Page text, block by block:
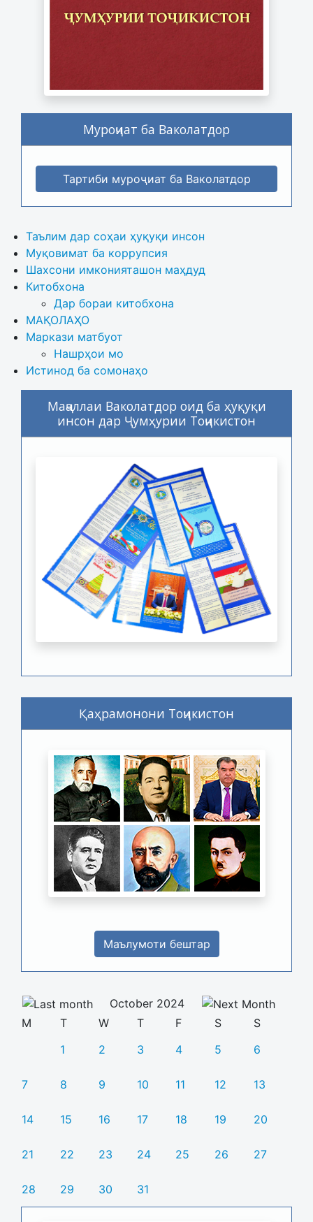
Муроҷиат ба Ваколатдор
Тартиби муроҷиат ба Ваколатдор
Таълим дар соҳаи ҳуқуқи инсон
Муқовимат ба коррупсия
Шахсони имконияташон маҳдуд
Китобхона
Дар бораи китобхона
МАҚОЛАҲО
Маркази матбуот
Нашрҳои мо
Истинод ба сомонаҳо
Маҷаллаи Ваколатдор оид ба ҳуқуқи
инсон дар Ҷумҳурии Тоҷикистон
Қаҳрамонони Тоҷикистон
Маълумоти бештар
October 2024
M
T W T F S
S
1
2 3 4 5 6
7 8 9 10 11 12 13
14 15 16 17 18 19 20
21 22 23 24 25 26 27
28 29 30 31